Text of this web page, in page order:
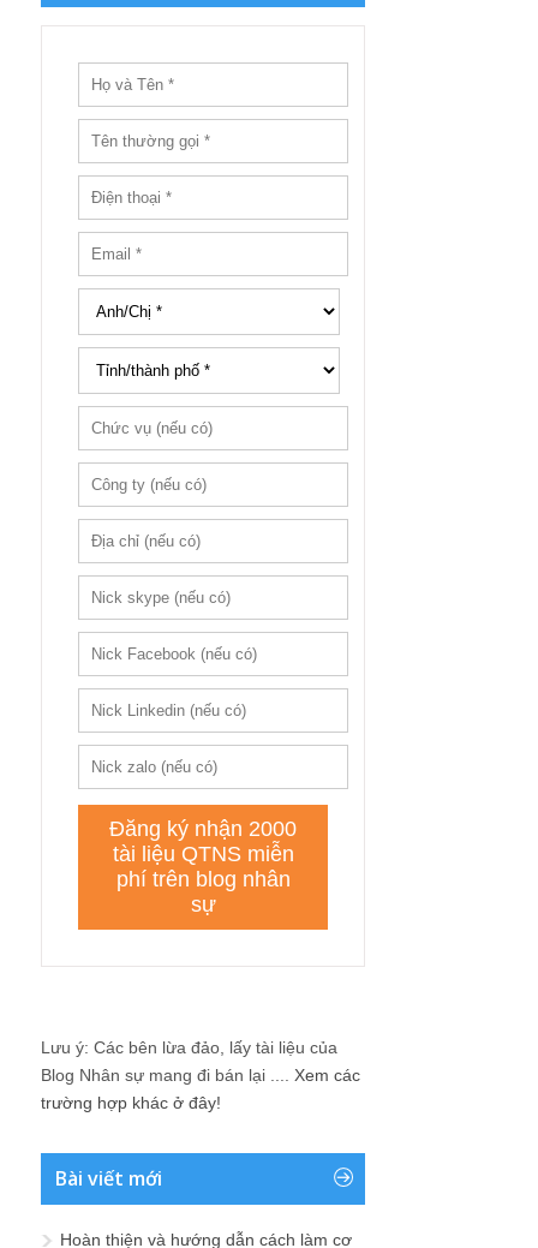
Lưu ý: Các bên lừa đảo, lấy tài liệu của
Blog Nhân sự mang đi bán lại .... Xem các
trường hợp khác ở đây!
Bài viết mới
Hoàn thiện và hướng dẫn cách làm cơ